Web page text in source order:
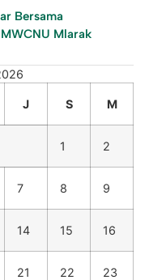
Bersama
Mlarak
J S M
1 2
7 8 9
14 15 16
21 22 23